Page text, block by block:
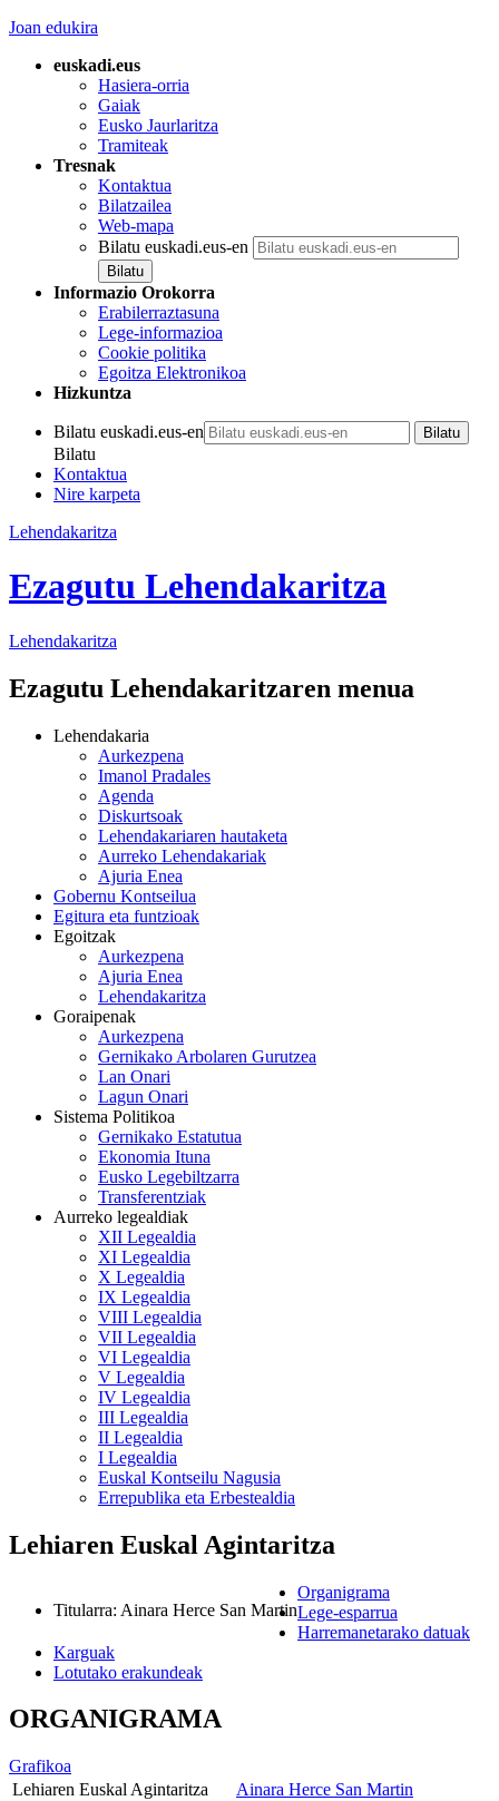
Joan edukira
euskadi.eus
Hasiera-orria
Gaiak
Eusko Jaurlaritza
Tramiteak
Tresnak
Kontaktua
Bilatzailea
Web-mapa
Bilatu euskadi.eus-en
Informazio Orokorra
Erabilerraztasuna
Lege-informazioa
Cookie politika
Egoitza Elektronikoa
Hizkuntza
Bilatu euskadi.eus-en
Bilatu
Kontaktua
Nire karpeta
Lehendakaritza
Ezagutu Lehendakaritza
Lehendakaritza
Ezagutu Lehendakaritzaren menua
Lehendakaria
Aurkezpena
Imanol Pradales
Agenda
Diskurtsoak
Lehendakariaren hautaketa
Aurreko Lehendakariak
Ajuria Enea
Gobernu Kontseilua
Egitura eta funtzioak
Egoitzak
Aurkezpena
Ajuria Enea
Lehendakaritza
Goraipenak
Aurkezpena
Gernikako Arbolaren Gurutzea
Lan Onari
Lagun Onari
Sistema Politikoa
Gernikako Estatutua
Ekonomia Ituna
Eusko Legebiltzarra
Transferentziak
Aurreko legealdiak
XII Legealdia
XI Legealdia
X Legealdia
IX Legealdia
VIII Legealdia
VII Legealdia
VI Legealdia
V Legealdia
IV Legealdia
III Legealdia
II Legealdia
I Legealdia
Euskal Kontseilu Nagusia
Errepublika eta Erbestealdia
Lehiaren Euskal Agintaritza
Titularra: Ainara Herce San Martin
Organigrama
Lege-esparrua
Harremanetarako datuak
Karguak
Lotutako erakundeak
ORGANIGRAMA
Grafikoa
Lehiaren Euskal Agintaritza
Ainara Herce San Martin